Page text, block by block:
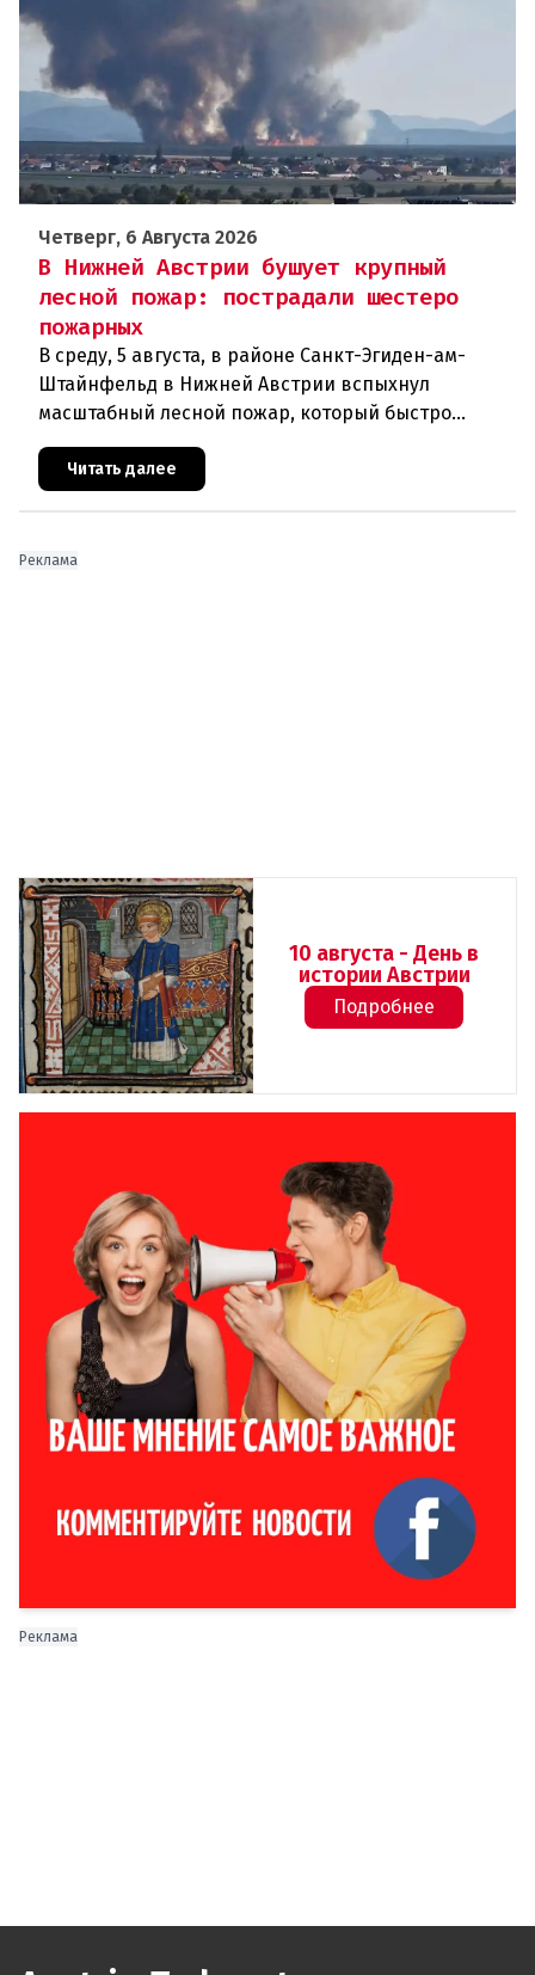
Четверг, 6 Августа 2026
В Нижней Австрии бушует крупный
лесной пожар: пострадали шестеро
пожарных
В среду, 5 августа, в районе Санкт-Эгиден-ам-
Штайнфельд в Нижней Австрии вспыхнул
масштабный лесной пожар, который быстро
В ходе тушения пострадали шесте
Читать далее
Реклама
10 августа - День в
истории Австрии
Подробнее
Реклама